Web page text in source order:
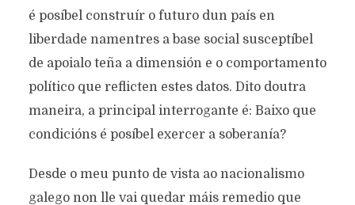
é posíbel construír o futuro dun país en
liberdade namentres a base social susceptíbel
de apoialo teña a dimensión e o comportamento
político que reflicten estes datos. Dito doutra
maneira, a principal interrogante é: Baixo que
condicións é posíbel exercer a soberanía?
Desde o meu punto de vista ao nacionalismo
galego non lle vai quedar máis remedio que